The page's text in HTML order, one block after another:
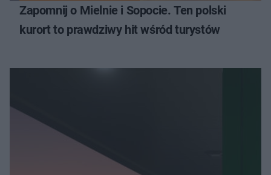
Zapomnij o Mielnie i Sopocie. Ten polski
kurort to prawdziwy hit wśród turystów